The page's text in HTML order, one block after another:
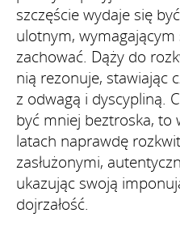
szczęście wydaje się
ulotnym,
zachować. Dąży do
nią rezonuje, stawiając
z odwagą i dyscypliną.
być mniej beztroska, to
latach naprawdę
zasłużonymi,
ukazując swoją
dojrzałość.